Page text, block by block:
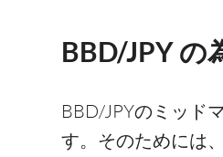
BBD/JPY の
BBD/JPYのミッド
す。そのためには